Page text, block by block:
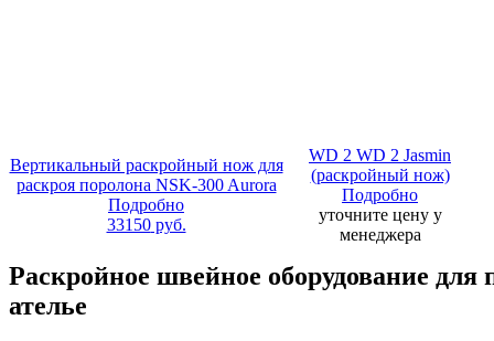
Вертикальный раскройный нож для
раскроя поролона NSK-300 Aurora
Подробно
33150руб.
WD 2 WD 2 Jasmin
(раскройный нож)
Подробно
уточните цену у
менеджера
Раскройное швейное оборудование для
ателье